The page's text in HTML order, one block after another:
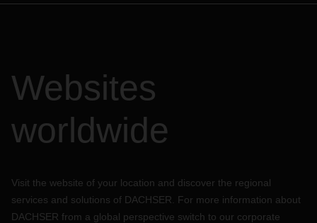
Websites
worldwide
Visit the website of your location and discover the regional
services and solutions of DACHSER. For more information about
DACHSER from a global perspective switch to our corporate